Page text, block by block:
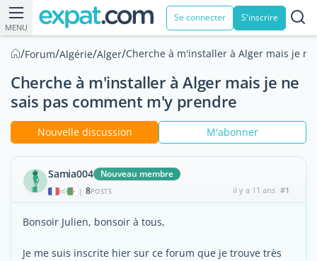
MENU
Se connecter S'inscrire
/Forum/Algérie/Alger/Cherche à m'installer à Alger mais je
Cherche à m'installer à Alger mais je ne
sais pas comment m'y prendre
Nouvelle discussion M'abonner
Samia004 Nouveau membre
| 8POSTS il y a 11 ans #1
Bonsoir Julien, bonsoir à tous,
Je me suis inscrite hier sur ce forum que je trouve très